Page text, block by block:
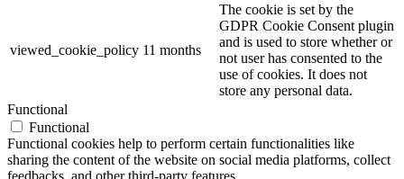
viewed_cookie_policy 11 months
The cookie is set by the
GDPR Cookie Consent plugin
and is used to store whether or
not user has consented to the
use of cookies. It does not
store any personal data.
Functional
Functional
Functional cookies help to perform certain functionalities like
sharing the content of the website on social media platforms, collect
feedbacks, and other third-party features.